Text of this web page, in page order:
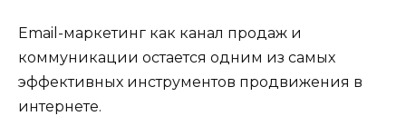
Email-маркетинг как канал продаж и
коммуникации остается одним из самых
эффективных инструментов продвижения в
интернете.